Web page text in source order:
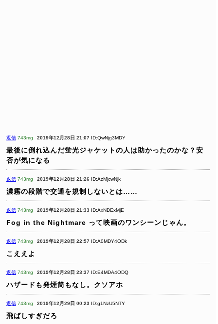
返信 743mg 2019年12月28日 21:07 ID:QwNjg3MDY
最後に倒れ込んだ蛍光ジャケットの人は助かったのかな？安
否が気になる
返信 743mg 2019年12月28日 21:26 ID:AzMjcwNjk
濃霧の段階で交通を規制しないとは……
返信 743mg 2019年12月28日 21:33 ID:AxNDExMjE
Fog in the Nightmare って映画のワンシーンじゃん。
返信 743mg 2019年12月28日 22:57 ID:A0MDY4ODk
こええよ
返信 743mg 2019年12月28日 23:37 ID:E4MDA4ODQ
ハザードも発煙筒もなし。クソアホ
返信 743mg 2019年12月29日 00:23 ID:g1NzU5NTY
飛ばしすぎだろ